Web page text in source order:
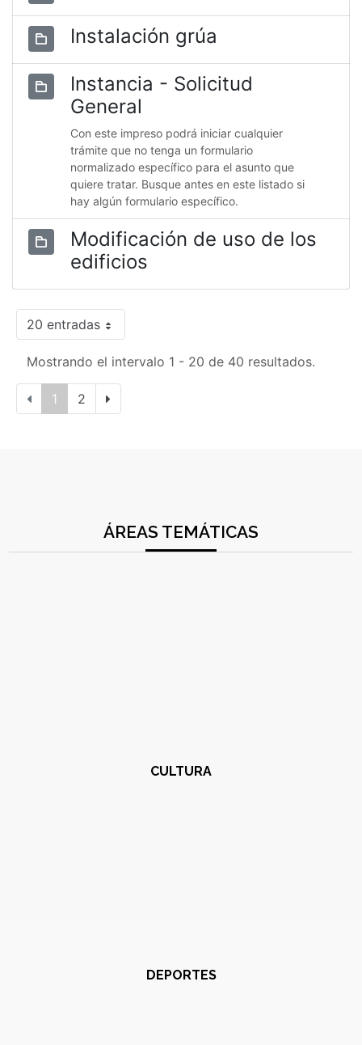
Instalación grúa
Instancia - Solicitud
General
Con este impreso podrá iniciar cualquier
trámite que no tenga un formulario
normalizado específico para el asunto que
quiere tratar. Busque antes en este listado si
hay algún formulario específico.
Modificación de uso de los
edificios
20 entradas
Mostrando el intervalo 1 - 20 de 40 resultados.
1 2
ÁREAS TEMÁTICAS
CULTURA
DEPORTES